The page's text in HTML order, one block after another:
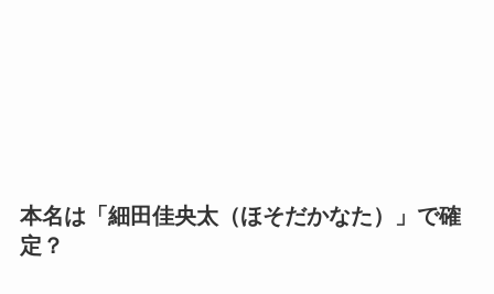
本名は「細田佳央太（ほそだかなた）」で確
定？